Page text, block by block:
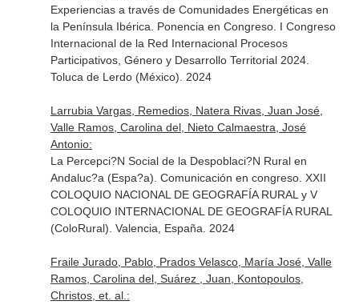
Experiencias a través de Comunidades Energéticas en
la Península Ibérica. Ponencia en Congreso. I Congreso
Internacional de la Red Internacional Procesos
Participativos, Género y Desarrollo Territorial 2024.
Toluca de Lerdo (México). 2024
Larrubia Vargas, Remedios, Natera Rivas, Juan José,
Valle Ramos, Carolina del, Nieto Calmaestra, José
Antonio:
La Percepci?N Social de la Despoblaci?N Rural en
Andaluc?a (Espa?a). Comunicación en congreso. XXII
COLOQUIO NACIONAL DE GEOGRAFÍA RURAL y V
COLOQUIO INTERNACIONAL DE GEOGRAFÍA RURAL
(ColoRural). Valencia, España. 2024
Fraile Jurado, Pablo, Prados Velasco, María José, Valle
Ramos, Carolina del, Suárez , Juan, Kontopoulos,
Christos, et. al.: